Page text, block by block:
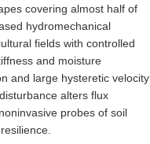
covering almost half of
hydromechanical
fields with controlled
and moisture
and large hysteretic velocity
alters flux
probes of soil